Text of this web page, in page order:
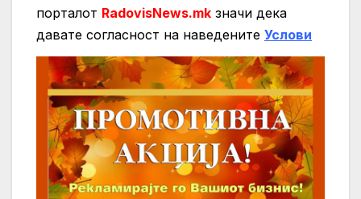
порталот RadovisNews.mk значи дека
давате согласност на нaведените Услови